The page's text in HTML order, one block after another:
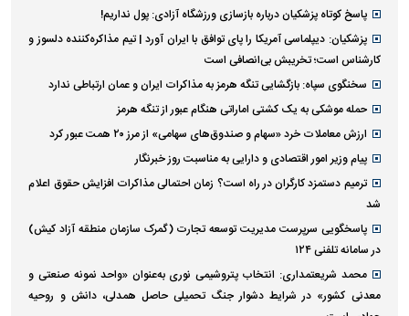
پاسخ کوتاه پزشکیان درباره بازسازی ورزشگاه آزادی: پول نداریم!
پزشکیان: دیپلماسی آمریکا را پای توافق با ایران آورد | تیم مذاکره‌کننده دلسوز و
کارشناس است؛ تخریبش بی‌انصافی است
سخنگوی سپاه: بازگشایی تنگه هرمز به مذاکرات ایران و عمان ارتباطی ندارد
حمله موشکی به یک کشتی اماراتی هنگام عبور از تنگه هرمز
ارزش معاملات خرد «سهام و صندوق‌های سهامی» از مرز ۲۰ همت عبور کرد
پیام وزیر امور اقتصادی و دارایی به مناسبت روز خبرنگار
ترمیم دستمزد کارگران در راه است؟ زمان احتمالی مذاکرات افزایش حقوق اعلام
شد
پاسخگویی سرپرست مدیریت توسعه تجارت (گمرک سازمان منطقه آزاد کیش)
در سامانه تلفنی ۱۲۴
محمد شریعتمداری: انتخاب پتروشیمی نوری به‌عنوان «واحد نمونه صنعتی و
معدنی کشور» در شرایط دشوار جنگ تحمیلی حاصل همدلی، دانش و روحیه